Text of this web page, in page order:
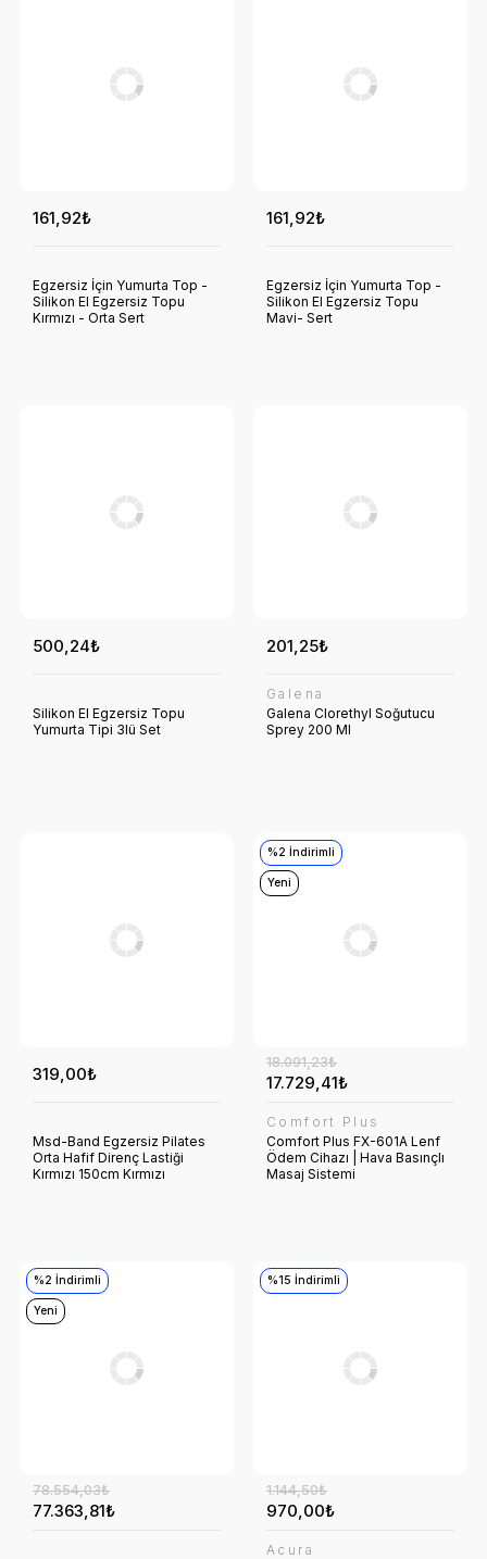
161,92₺
Egzersiz İçin Yumurta Top -
Silikon El Egzersiz Topu
Kırmızı - Orta Sert
161,92₺
Egzersiz İçin Yumurta Top -
Silikon El Egzersiz Topu
Mavi- Sert
500,24₺
Silikon El Egzersiz Topu
Yumurta Tipi 3lü Set
201,25₺
Galena
Galena Clorethyl Soğutucu
Sprey 200 Ml
319,00₺
Msd-Band Egzersiz Pilates
Orta Hafif Direnç Lastiği
Kırmızı 150cm Kırmızı
%2 İndirimli
Yeni
17.729,41₺
18.091,23₺
Comfort Plus
Comfort Plus FX-601A Lenf
Ödem Cihazı | Hava Basınçlı
Masaj Sistemi
%2 İndirimli
Yeni
77.363,81₺
78.554,03₺
%15 İndirimli
970,00₺
1.144,50₺
Acura